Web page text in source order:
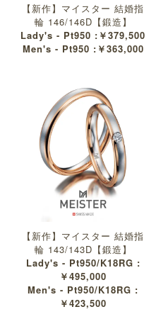
【新作】マイスター 結婚指
輪 146/146D【鍛造】
Lady's - Pt950 :￥379,500
Men's - Pt950 :￥363,000
【新作】マイスター 結婚指
輪 143/143D【鍛造】
Lady's - Pt950/K18RG :
￥495,000
Men's - Pt950/K18RG :
￥423,500